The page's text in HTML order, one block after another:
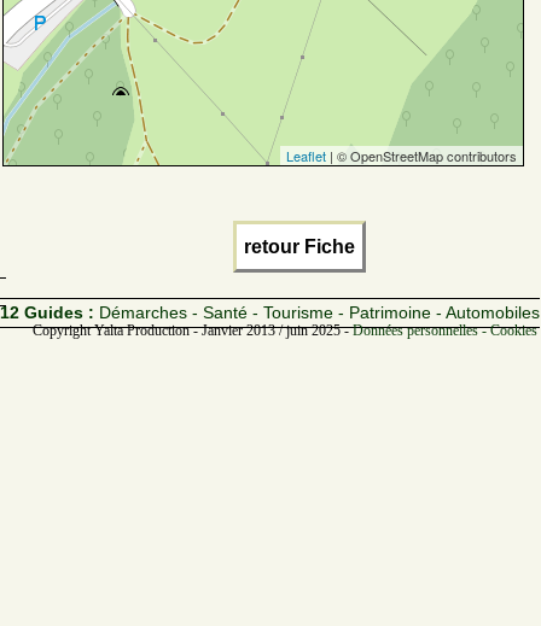
Leaflet | © OpenStreetMap contributors
retour Fiche
12 Guides : Démarches - Santé - Tourisme - Patrimoine - Automobiles
Copyright Yalta Production - Janvier 2013 / juin 2025 -Données personnelles -